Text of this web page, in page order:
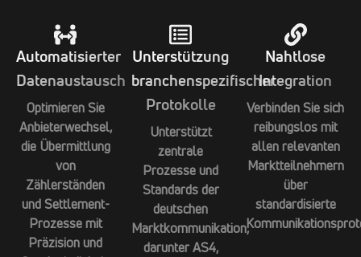
Automatisierter
Datenaustausch
Optimieren Sie
Anbieterwechsel,
die Übermittlung
von
Zählerständen
und Settlement-
Prozesse mit
Präzision und
Unterstützung
branchenspezifischer
Protokolle
Unterstützt
zentrale
Prozesse und
Standards der
deutschen
Marktkommunikation,
darunter AS4,
Nahtlose
Integration
Verbinden Sie sich
reibungslos mit
allen relevanten
Marktteilnehmern
über
standardisierte